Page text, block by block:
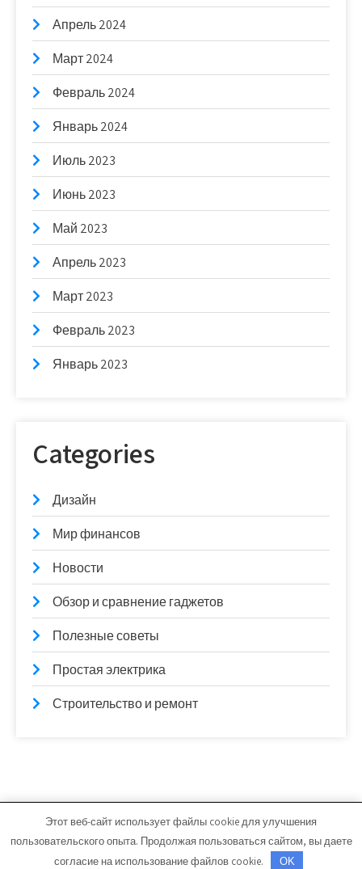
Апрель 2024
Март 2024
Февраль 2024
Январь 2024
Июль 2023
Июнь 2023
Май 2023
Апрель 2023
Март 2023
Февраль 2023
Январь 2023
Categories
Дизайн
Мир финансов
Новости
Обзор и сравнение гаджетов
Полезные советы
Простая электрика
Строительство и ремонт
mixerborsh.ru - Работает на WordPress
Тема от Grace Themes
Этот веб-сайт использует файлы cookie для улучшения
пользовательского опыта. Продолжая пользоваться сайтом, вы даете
согласие на использование файлов cookie.
OK